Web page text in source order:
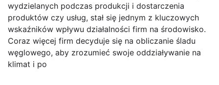
wydzielanych podczas produkcji i dostarczenia
produktów czy usług, stał się jednym z kluczowych
wskaźników wpływu działalności firm na środowisko.
Coraz więcej firm decyduje się na obliczanie śladu
węglowego, aby zrozumieć swoje oddziaływanie na
klimat i po